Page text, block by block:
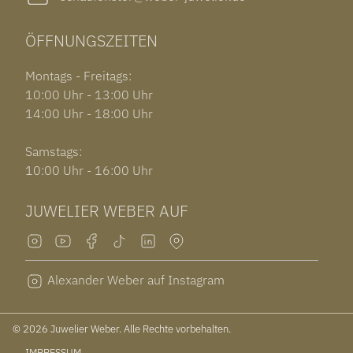
ÖFFNUNGSZEITEN
Montags - Freitags:
10:00 Uhr - 13:00 Uhr
14:00 Uhr - 18:00 Uhr
Samstags:
10:00 Uhr - 16:00 Uhr
JUWELIER WEBER AUF
Alexander Weber auf Instagram
© 2026 Juwelier Weber. Alle Rechte vorbehalten.